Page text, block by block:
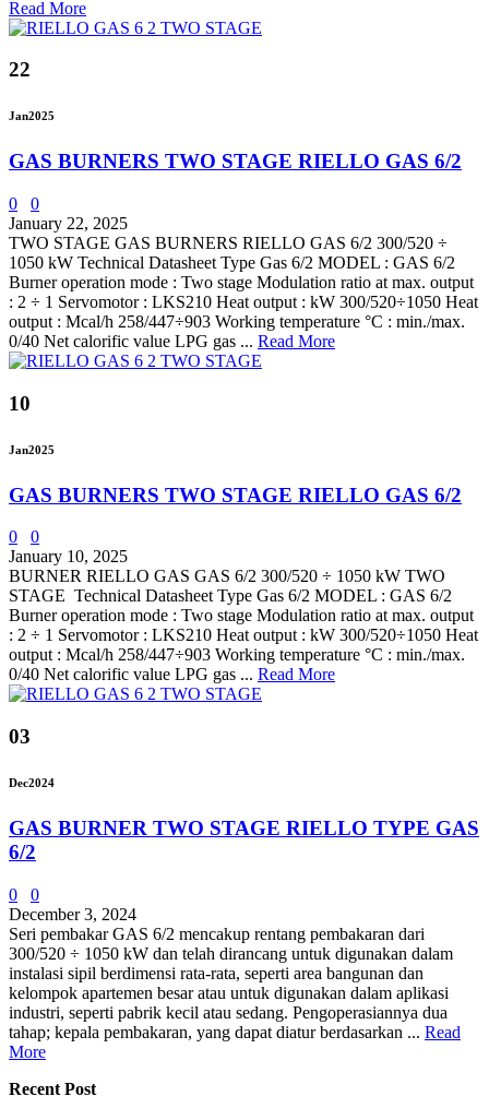
Read More
22
Jan2025
GAS BURNERS TWO STAGE RIELLO GAS 6/2
0
0
January 22, 2025
TWO STAGE GAS BURNERS RIELLO GAS 6/2 300/520 ÷
1050 kW Technical Datasheet Type Gas 6/2 MODEL : GAS 6/2
Burner operation mode : Two stage Modulation ratio at max. output
: 2 ÷ 1 Servomotor : LKS210 Heat output : kW 300/520÷1050 Heat
output : Mcal/h 258/447÷903 Working temperature °C : min./max.
0/40 Net calorific value LPG gas ... Read More
10
Jan2025
GAS BURNERS TWO STAGE RIELLO GAS 6/2
0
0
January 10, 2025
BURNER RIELLO GAS GAS 6/2 300/520 ÷ 1050 kW TWO
STAGE Technical Datasheet Type Gas 6/2 MODEL : GAS 6/2
Burner operation mode : Two stage Modulation ratio at max. output
: 2 ÷ 1 Servomotor : LKS210 Heat output : kW 300/520÷1050 Heat
output : Mcal/h 258/447÷903 Working temperature °C : min./max.
0/40 Net calorific value LPG gas ... Read More
03
Dec2024
GAS BURNER TWO STAGE RIELLO TYPE GAS
6/2
0
0
December 3, 2024
Seri pembakar GAS 6/2 mencakup rentang pembakaran dari
300/520 ÷ 1050 kW dan telah dirancang untuk digunakan dalam
instalasi sipil berdimensi rata-rata, seperti area bangunan dan
kelompok apartemen besar atau untuk digunakan dalam aplikasi
industri, seperti pabrik kecil atau sedang. Pengoperasiannya dua
tahap; kepala pembakaran, yang dapat diatur berdasarkan ... Read
More
Recent Post